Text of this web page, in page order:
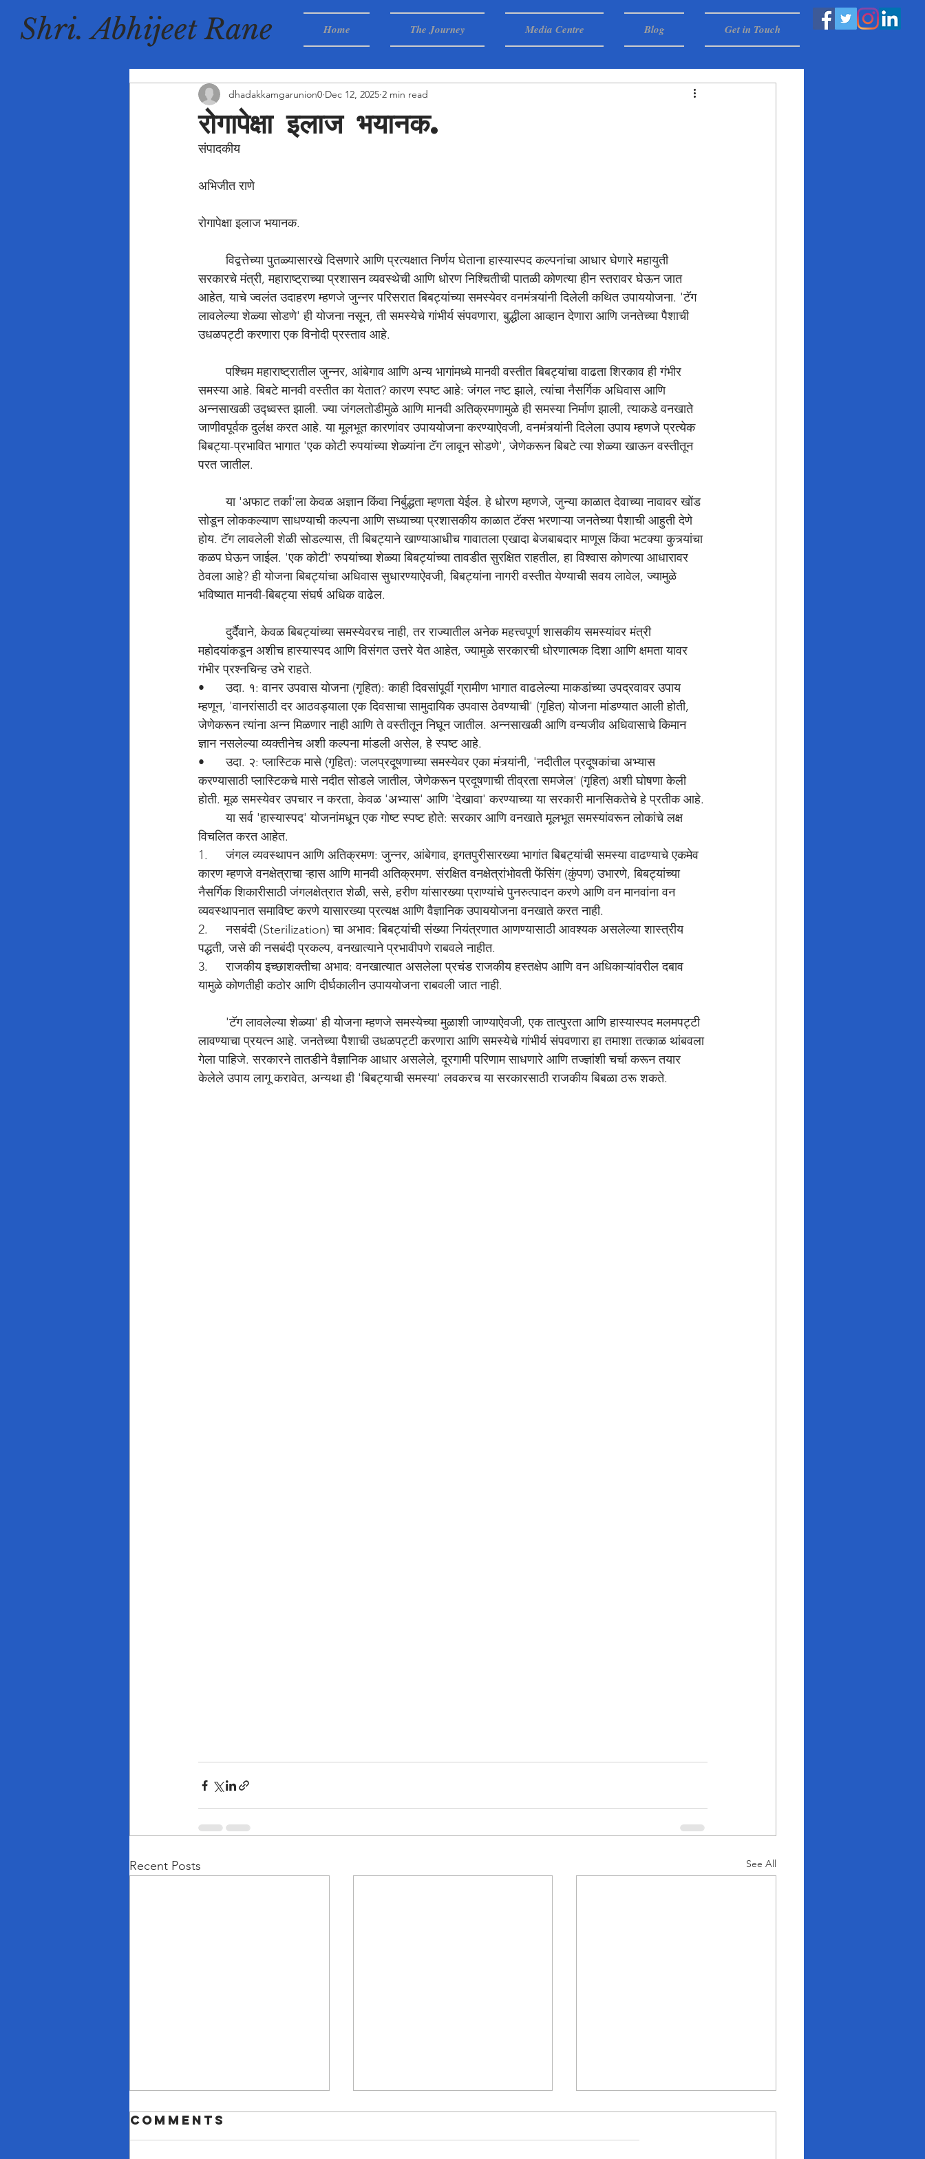
Shri. Abhijeet Rane Home The Journey Media Centre Blog Get in Touch
रोगापेक्षा इलाज भयानक.
dhadakkamgarunion0 Dec 12, 2025 2 min read
संपादकीय
अभिजीत राणे
रोगापेक्षा इलाज भयानक.
	विद्वत्तेच्या पुतळ्यासारखे दिसणारे आणि प्रत्यक्षात निर्णय घेताना हास्यास्पद कल्पनांचा आधार घेणारे महायुती
सरकारचे मंत्री, महाराष्ट्राच्या प्रशासन व्यवस्थेची आणि धोरण निश्चितीची पातळी कोणत्या हीन स्तरावर घेऊन जात
आहेत, याचे ज्वलंत उदाहरण म्हणजे जुन्नर परिसरात बिबट्यांच्या समस्येवर वनमंत्र्यांनी दिलेली कथित उपाययोजना. 'टॅग
लावलेल्या शेळ्या सोडणे' ही योजना नसून, ती समस्येचे गांभीर्य संपवणारा, बुद्धीला आव्हान देणारा आणि जनतेच्या पैशाची
उधळपट्टी करणारा एक विनोदी प्रस्ताव आहे.
	पश्चिम महाराष्ट्रातील जुन्नर, आंबेगाव आणि अन्य भागांमध्ये मानवी वस्तीत बिबट्यांचा वाढता शिरकाव ही गंभीर
समस्या आहे. बिबटे मानवी वस्तीत का येतात? कारण स्पष्ट आहे: जंगल नष्ट झाले, त्यांचा नैसर्गिक अधिवास आणि
अन्नसाखळी उद्ध्वस्त झाली. ज्या जंगलतोडीमुळे आणि मानवी अतिक्रमणामुळे ही समस्या निर्माण झाली, त्याकडे वनखाते
जाणीवपूर्वक दुर्लक्ष करत आहे. या मूलभूत कारणांवर उपाययोजना करण्याऐवजी, वनमंत्र्यांनी दिलेला उपाय म्हणजे प्रत्येक
बिबट्या-प्रभावित भागात 'एक कोटी रुपयांच्या शेळ्यांना टॅग लावून सोडणे', जेणेकरून बिबटे त्या शेळ्या खाऊन वस्तीतून
परत जातील.
	या 'अफाट तर्का'ला केवळ अज्ञान किंवा निर्बुद्धता म्हणता येईल. हे धोरण म्हणजे, जुन्या काळात देवाच्या नावावर खोंड
सोडून लोककल्याण साधण्याची कल्पना आणि सध्याच्या प्रशासकीय काळात टॅक्स भरणाऱ्या जनतेच्या पैशाची आहुती देणे
होय. टॅग लावलेली शेळी सोडल्यास, ती बिबट्याने खाण्याआधीच गावातला एखादा बेजबाबदार माणूस किंवा भटक्या कुत्र्यांचा
कळप घेऊन जाईल. 'एक कोटी' रुपयांच्या शेळ्या बिबट्यांच्या तावडीत सुरक्षित राहतील, हा विश्वास कोणत्या आधारावर
ठेवला आहे? ही योजना बिबट्यांचा अधिवास सुधारण्याऐवजी, बिबट्यांना नागरी वस्तीत येण्याची सवय लावेल, ज्यामुळे
भविष्यात मानवी-बिबट्या संघर्ष अधिक वाढेल.
	दुर्दैवाने, केवळ बिबट्यांच्या समस्येवरच नाही, तर राज्यातील अनेक महत्त्वपूर्ण शासकीय समस्यांवर मंत्री
महोदयांकडून अशीच हास्यास्पद आणि विसंगत उत्तरे येत आहेत, ज्यामुळे सरकारची धोरणात्मक दिशा आणि क्षमता यावर
गंभीर प्रश्नचिन्ह उभे राहते.
•	उदा. १: वानर उपवास योजना (गृहित): काही दिवसांपूर्वी ग्रामीण भागात वाढलेल्या माकडांच्या उपद्रवावर उपाय
म्हणून, 'वानरांसाठी दर आठवड्याला एक दिवसाचा सामुदायिक उपवास ठेवण्याची' (गृहित) योजना मांडण्यात आली होती,
जेणेकरून त्यांना अन्न मिळणार नाही आणि ते वस्तीतून निघून जातील. अन्नसाखळी आणि वन्यजीव अधिवासाचे किमान
ज्ञान नसलेल्या व्यक्तीनेच अशी कल्पना मांडली असेल, हे स्पष्ट आहे.
•	उदा. २: प्लास्टिक मासे (गृहित): जलप्रदूषणाच्या समस्येवर एका मंत्र्यांनी, 'नदीतील प्रदूषकांचा अभ्यास
करण्यासाठी प्लास्टिकचे मासे नदीत सोडले जातील, जेणेकरून प्रदूषणाची तीव्रता समजेल' (गृहित) अशी घोषणा केली
होती. मूळ समस्येवर उपचार न करता, केवळ 'अभ्यास' आणि 'देखावा' करण्याच्या या सरकारी मानसिकतेचे हे प्रतीक आहे.
	या सर्व 'हास्यास्पद' योजनांमधून एक गोष्ट स्पष्ट होते: सरकार आणि वनखाते मूलभूत समस्यांवरून लोकांचे लक्ष
विचलित करत आहेत.
1.	जंगल व्यवस्थापन आणि अतिक्रमण: जुन्नर, आंबेगाव, इगतपुरीसारख्या भागांत बिबट्यांची समस्या वाढण्याचे एकमेव
कारण म्हणजे वनक्षेत्राचा ऱ्हास आणि मानवी अतिक्रमण. संरक्षित वनक्षेत्रांभोवती फेंसिंग (कुंपण) उभारणे, बिबट्यांच्या
नैसर्गिक शिकारीसाठी जंगलक्षेत्रात शेळी, ससे, हरीण यांसारख्या प्राण्यांचे पुनरुत्पादन करणे आणि वन मानवांना वन
व्यवस्थापनात समाविष्ट करणे यासारख्या प्रत्यक्ष आणि वैज्ञानिक उपाययोजना वनखाते करत नाही.
2.	नसबंदी (Sterilization) चा अभाव: बिबट्यांची संख्या नियंत्रणात आणण्यासाठी आवश्यक असलेल्या शास्त्रीय
पद्धती, जसे की नसबंदी प्रकल्प, वनखात्याने प्रभावीपणे राबवले नाहीत.
3.	राजकीय इच्छाशक्तीचा अभाव: वनखात्यात असलेला प्रचंड राजकीय हस्तक्षेप आणि वन अधिकाऱ्यांवरील दबाव
यामुळे कोणतीही कठोर आणि दीर्घकालीन उपाययोजना राबवली जात नाही.
लावण्याचा प्रयत्न आहे. जनतेच्या पैशाची उधळपट्टी करणारा आणि समस्येचे गांभीर्य संपवणारा हा तमाशा तत्काळ थांबवला
गेला पाहिजे. सरकारने तातडीने वैज्ञानिक आधार असलेले, दूरगामी परिणाम साधणारे आणि तज्ज्ञांशी चर्चा करून तयार
केलेले उपाय लागू करावेत, अन्यथा ही 'बिबट्याची समस्या' लवकरच या सरकारसाठी राजकीय बिबळा ठरू शकते.
Recent Posts See All
Comments